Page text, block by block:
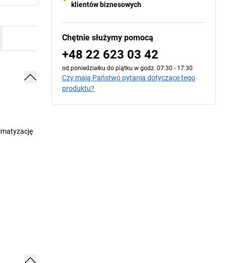
klientów biznesowych
Chętnie służymy pomocą
+48 22 623 03 42
od poniedziałku do piątku w godz. 07:30 - 17:30
Czy mają Państwo pytania dotyczące tego
produktu?